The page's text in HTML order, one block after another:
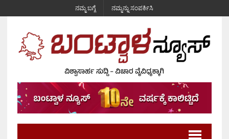
ನಮ್ಮ ಬಗ್ಗೆ ನಮ್ಮನ್ನು ಸಂಪರ್ಕಿಸಿ